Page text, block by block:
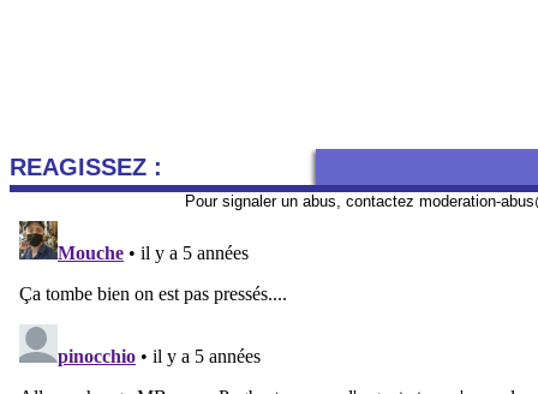
REAGISSEZ :
Pour signaler un abus, contactez moderation-